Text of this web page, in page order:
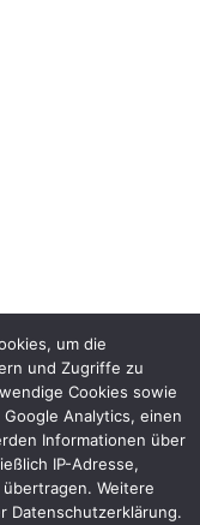
um die
und Zugriffe zu
Cookies sowie
Analytics, einen
Informationen über
IP-Adresse,
Weitere
Datenschutzerklärung.